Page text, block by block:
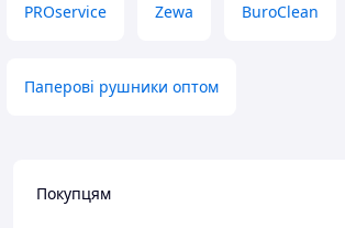
PROservice Zewa BuroClean
Паперові рушники оптом
Покупцям